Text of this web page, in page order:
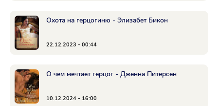
Охота на герцогиню - Элизабет Бикон
22.12.2023 - 00:44
О чем мечтает герцог - Дженна Питерсен
10.12.2024 - 16:00